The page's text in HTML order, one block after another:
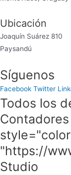
Ubicación
Joaquín Suárez 810
Paysandú
Síguenos
Facebook Twitter
Todos los
"https://
Studio